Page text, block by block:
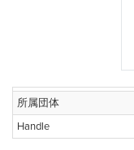
所属団体
Handle